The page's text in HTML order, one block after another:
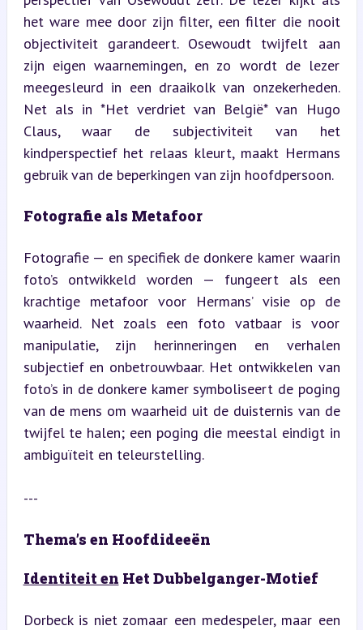
het ware mee door zijn filter, een filter die nooit
objectiviteit garandeert. Osewoudt twijfelt aan
zijn eigen waarnemingen, en zo wordt de lezer
meegesleurd in een draaikolk van onzekerheden.
Net als in *Het verdriet van België* van Hugo
Claus, waar de subjectiviteit van het
kindperspectief het relaas kleurt, maakt Hermans
gebruik van de beperkingen van zijn hoofdpersoon.
Fotografie als Metafoor
Fotografie — en specifiek de donkere kamer waarin
foto’s ontwikkeld worden — fungeert als een
krachtige metafoor voor Hermans’ visie op de
waarheid. Net zoals een foto vatbaar is voor
manipulatie, zijn herinneringen en verhalen
subjectief en onbetrouwbaar. Het ontwikkelen van
foto’s in de donkere kamer symboliseert de poging
van de mens om waarheid uit de duisternis van de
twijfel te halen; een poging die meestal eindigt in
ambiguïteit en teleurstelling.
---
Thema’s en Hoofdideeën
Identiteit en Het Dubbelganger-Motief
Dorbeck is niet zomaar een medespeler, maar een